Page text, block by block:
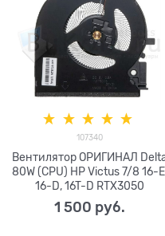
107340
Вентилятор ОРИГИНАЛ
80W (CPU) HP Victus 7/8 16-
16-D, 16T-D RTX3050
RTX3060 ТРN-Q263 ТРN-
Q264 серии Sunon
1 500 руб.